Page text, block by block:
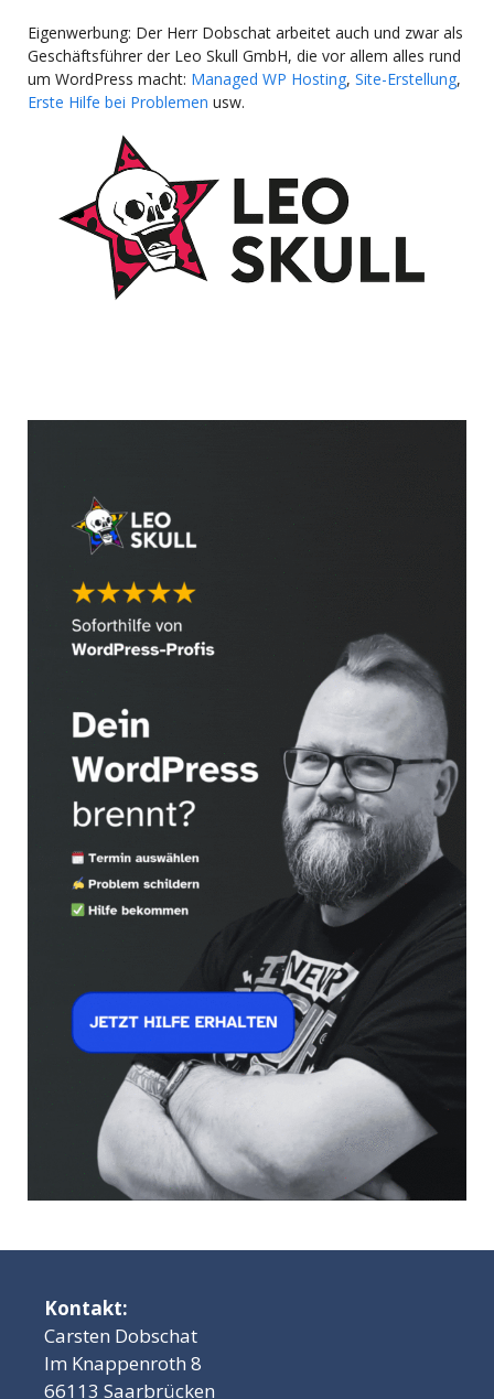
Eigenwerbung: Der Herr Dobschat arbeitet auch und zwar als
Geschäftsführer der Leo Skull GmbH, die vor allem alles rund
um WordPress macht: Managed WP Hosting, Site-Erstellung,
Erste Hilfe bei Problemen usw.
Kontakt:
Carsten Dobschat
Im Knappenroth 8
66113 Saarbrücken